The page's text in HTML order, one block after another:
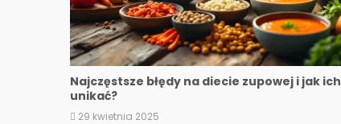
Najczęstsze błędy na diecie zupowej i jak ich
unikać?
29 kwietnia 2025